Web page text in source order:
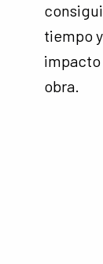
tiempo
obra.